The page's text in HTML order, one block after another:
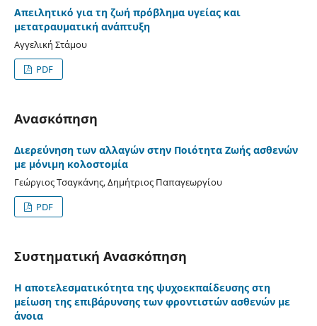
Απειλητικό για τη ζωή πρόβλημα υγείας και
μετατραυματική ανάπτυξη
Αγγελική Στάμου
PDF
Ανασκόπηση
Διερεύνηση των αλλαγών στην Ποιότητα Ζωής ασθενών
με μόνιμη κολοστομία
Γεώργιος Τσαγκάνης, Δημήτριος Παπαγεωργίου
PDF
Συστηματική Ανασκόπηση
Η αποτελεσματικότητα της ψυχοεκπαίδευσης στη
μείωση της επιβάρυνσης των φροντιστών ασθενών με
άνοια